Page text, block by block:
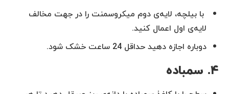
با بیلچه، لایه‌ی دوم میکروسمنت را در جهت مخالف
لایه‌ی اول اعمال کنید.
دوباره اجازه دهید حداقل 24 ساعت خشک شود.
۴. سمباده